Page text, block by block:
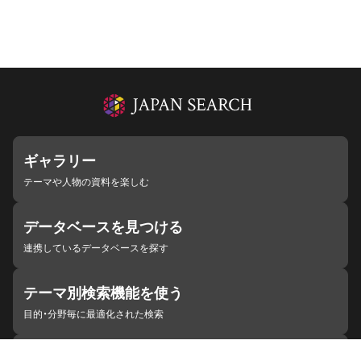
ギャラリー
テーマや人物の資料を楽しむ
データベースを見つける
連携しているデータベースを探す
テーマ別検索機能を使う
目的・分野毎に最適化された検索